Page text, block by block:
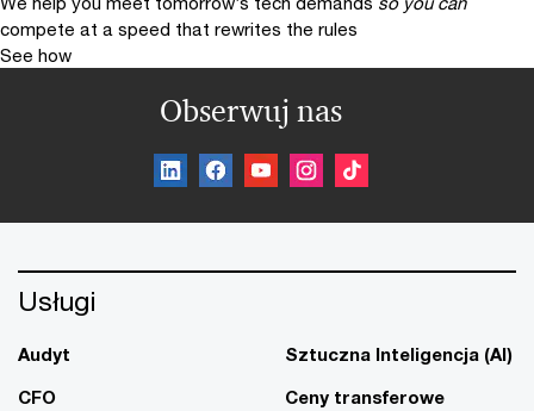
compete at a speed that rewrites the rules
See how
Obserwuj nas
Usługi
Audyt
CFO
Sztuczna Inteligencja (AI)
Ceny transferowe